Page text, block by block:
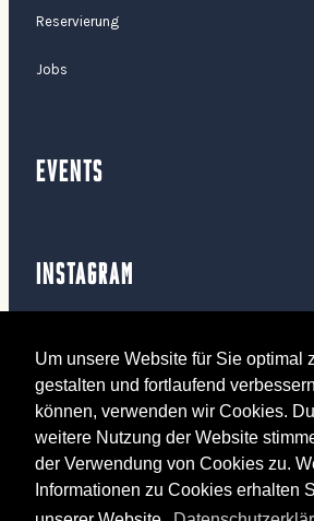
Um unsere Website für Sie optimal
gestalten und fortlaufend
können, verwenden wir Cookies.
weitere Nutzung der Website
der Verwendung von Cookies zu.
Informationen zu Cookies erhalten
Reservierung
Jobs
EVENTS
INSTAGRAM
mehr Fotos ansehen
Sucre et Sel 2026 IMPRESSUM